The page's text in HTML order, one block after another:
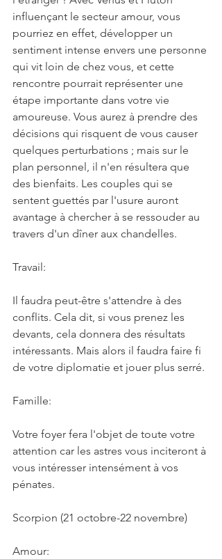
influençant le secteur amour, vous
pourriez en effet, développer un
sentiment intense envers une personne
qui vit loin de chez vous, et cette
rencontre pourrait représenter une
étape importante dans votre vie
amoureuse. Vous aurez à prendre des
décisions qui risquent de vous causer
quelques perturbations ; mais sur le
plan personnel, il n'en résultera que
des bienfaits. Les couples qui se
sentent guettés par l'usure auront
avantage à chercher à se ressouder au
travers d'un dîner aux chandelles.
Travail:
Il faudra peut-être s'attendre à des
conflits. Cela dit, si vous prenez les
devants, cela donnera des résultats
intéressants. Mais alors il faudra faire fi
de votre diplomatie et jouer plus serré.
Famille:
Votre foyer fera l'objet de toute votre
attention car les astres vous inciteront à
vous intéresser intensément à vos
pénates.
Scorpion (21 octobre-22 novembre)
Amour: